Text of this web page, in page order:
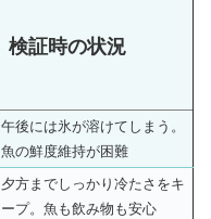
検証時の状況
午後には氷が溶けてしまう。
魚の鮮度維持が困難
夕方までしっかり冷たさをキ
ープ。魚も飲み物も安心